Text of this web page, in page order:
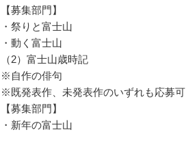
【募集部門】
・祭りと富士山
・動く富士山
（2）富士山歳時記
※自作の俳句
※既発表作、未発表作のいずれも応募可
【募集部門】
・新年の富士山